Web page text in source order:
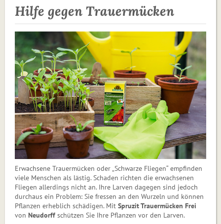
Hilfe gegen Trauermücken
Erwachsene Trauermücken oder „Schwarze Fliegen“ empfinden
viele Menschen als lästig. Schaden richten die erwachsenen
Fliegen allerdings nicht an. Ihre Larven dagegen sind jedoch
durchaus ein Problem: Sie fressen an den Wurzeln und können
Pflanzen erheblich schädigen. Mit Spruzit Trauermücken Frei
von Neudorff schützen Sie Ihre Pflanzen vor den Larven.